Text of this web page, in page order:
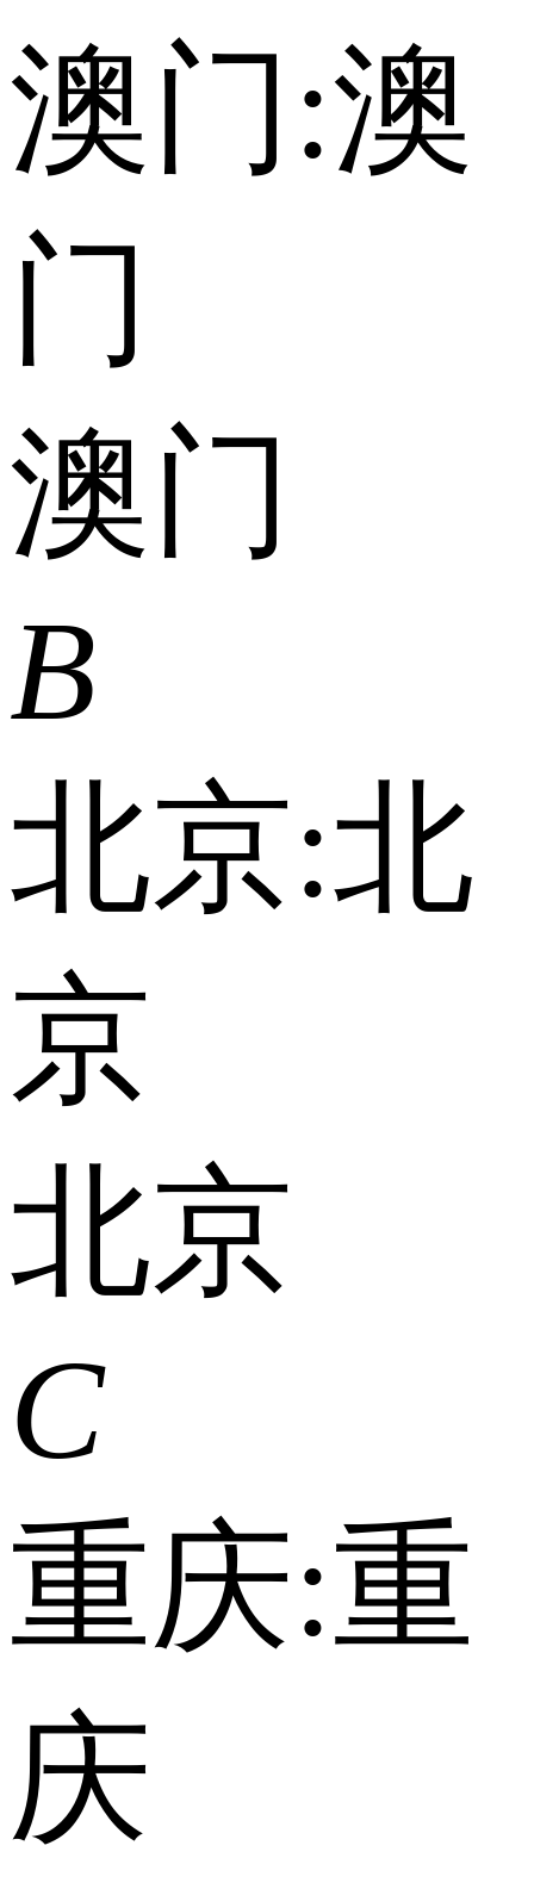
澳门:澳
门
澳门
B
北京:北
京
北京
C
重庆:重
庆